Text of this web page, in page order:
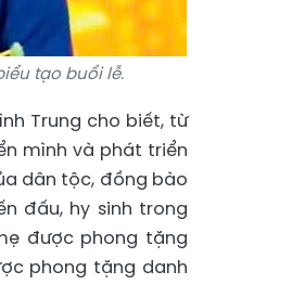
tạo buổi lễ.
Trung cho biết, từ
mình và phát triển
dân tộc, đồng bào
đấu, hy sinh trong
được phong tặng
phong tặng danh